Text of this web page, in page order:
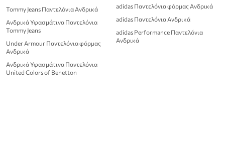
Tommy Jeans Παντελόνια Ανδρικά
Ανδρικά Υφασμάτινα Παντελόνια
Tommy Jeans
Under Armour Παντελόνια φόρμας
Ανδρικά
Ανδρικά Υφασμάτινα Παντελόνια
United Colors of Benetton
adidas Παντελόνια φόρμας Ανδρικά
adidas Παντελόνια Ανδρικά
adidas Performance Παντελόνια
Ανδρικά